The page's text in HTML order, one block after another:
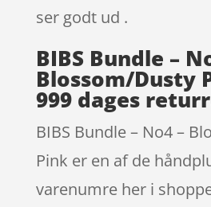
ser godt ud .
BIBS Bundle –
Blossom/Dusty
999 dages
BIBS Bundle – No4 –
Pink er en af de
varenumre her i